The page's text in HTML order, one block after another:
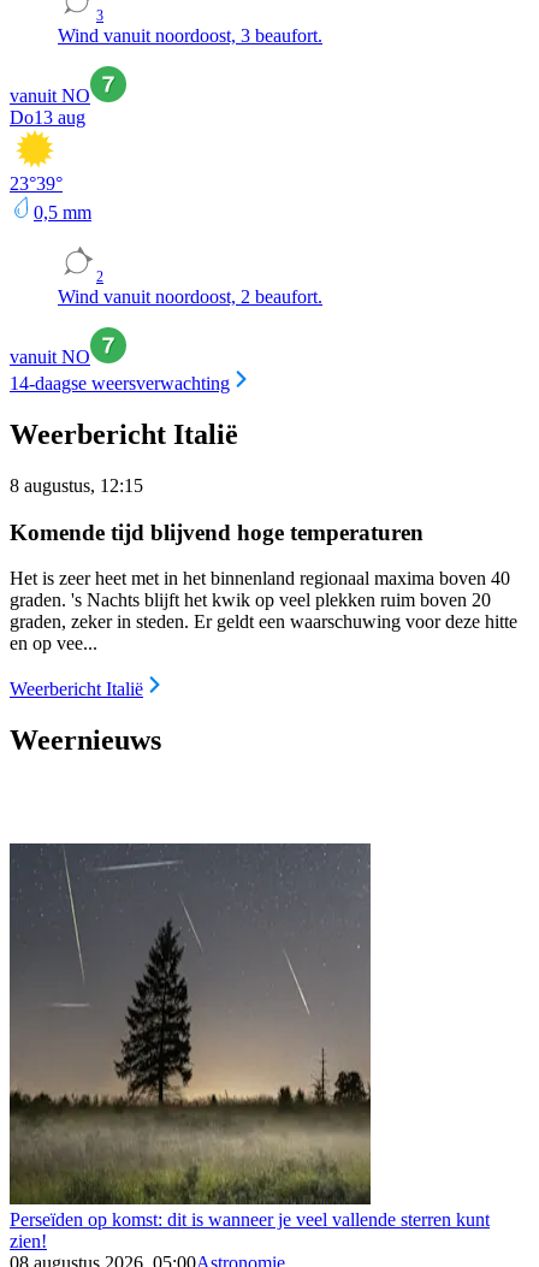
3
Wind vanuit noordoost, 3 beaufort.
vanuit NO
Do13 aug
23°39°
0,5 mm
2
Wind vanuit noordoost, 2 beaufort.
vanuit NO
14-daagse weersverwachting
Weerbericht Italië
8 augustus, 12:15
Komende tijd blijvend hoge temperaturen
Het is zeer heet met in het binnenland regionaal maxima boven 40
graden. 's Nachts blijft het kwik op veel plekken ruim boven 20
graden, zeker in steden. Er geldt een waarschuwing voor deze hitte
en op vee...
Weerbericht Italië
Weernieuws
Perseïden op komst: dit is wanneer je veel vallende sterren kunt
zien!